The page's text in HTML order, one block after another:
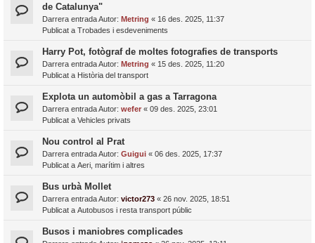
de Catalunya"
Darrera entrada Autor: Metring « 16 des. 2025, 11:37
Publicat a Trobades i esdeveniments
Harry Pot, fotògraf de moltes fotografies de transports
Darrera entrada Autor: Metring « 15 des. 2025, 11:20
Publicat a Història del transport
Explota un automòbil a gas a Tarragona
Darrera entrada Autor: wefer « 09 des. 2025, 23:01
Publicat a Vehicles privats
Nou control al Prat
Darrera entrada Autor: Guigui « 06 des. 2025, 17:37
Publicat a Aeri, marítim i altres
Bus urbà Mollet
Darrera entrada Autor: victor273 « 26 nov. 2025, 18:51
Publicat a Autobusos i resta transport públic
Busos i maniobres complicades